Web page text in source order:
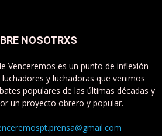
NOSOTRXS
Venceremos es un punto de inflexión
y luchadoras que venimos
populares de las últimas décadas y
un proyecto obrero y popular.